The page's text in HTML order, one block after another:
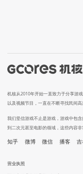
机核从2010年开始一直致力于分享游
以及视频节目，一直在不断寻找民间高
我们坚信游戏不止是游戏，游戏中包
到二次元甚至电影的领域，这些内容非
知乎 微博 微信 播客 吉
营业执照